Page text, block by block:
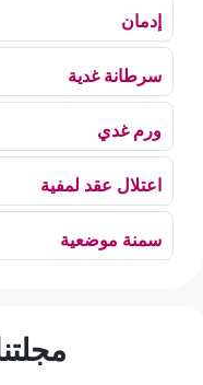
إدمان
سرطانة غدية
ورم غدي
اعتلال عقد لمفية
سمنة موضعية